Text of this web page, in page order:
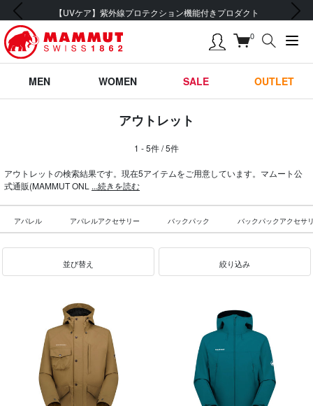
【UVケア】紫外線プロテクション機能付きプロダクト
前の画像 次の画像
0
MEN WOMEN SALE OUTLET
アウトレット
1 - 5件 / 5件
アウトレットの検索結果です。現在5アイテムをご用意しています。マムート公
式通販(MAMMUT ONL ...続きを読む
アパレル アパレルアクセサリー バックパック バックパックアクセサ
並び替え 絞り込み